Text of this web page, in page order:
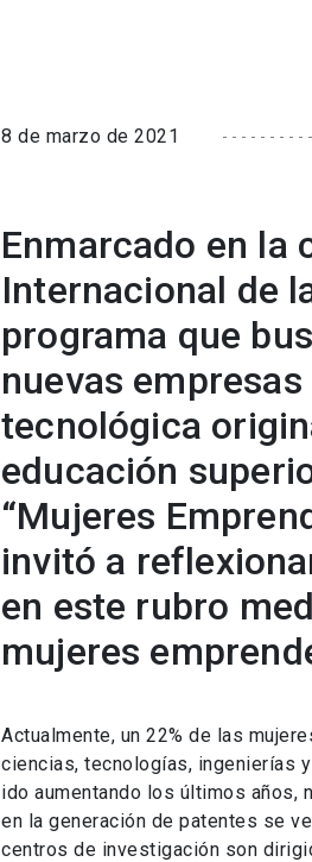
8 de marzo de 2021
Enmarcado en la
Internacional de
programa que
nuevas
tecnológica
educación
“Mujeres
invitó a
en este rubro
mujeres
Actualmente, un 22% de las
ciencias, tecnologías, ingenierías
ido aumentando los últimos años,
en la generación de patentes se
centros de investigación son